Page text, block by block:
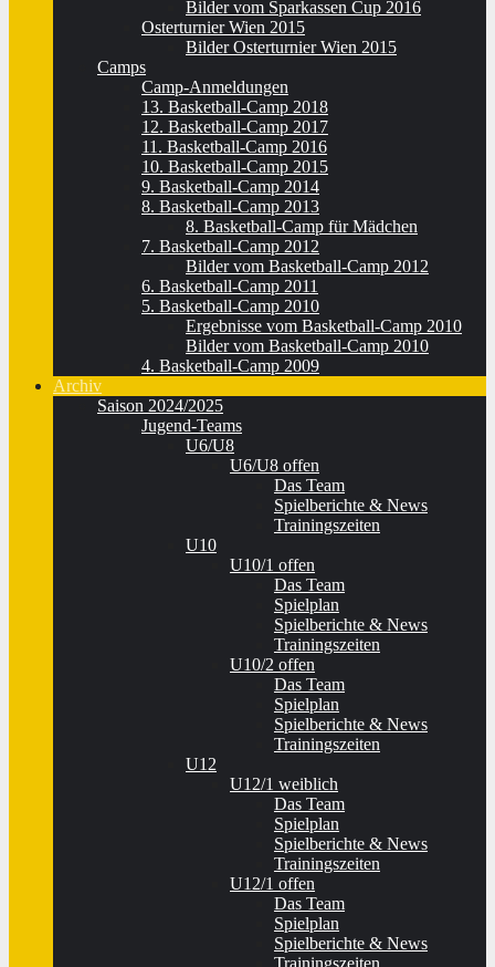
Bilder vom Sparkassen Cup 2016
Osterturnier Wien 2015
Bilder Osterturnier Wien 2015
Camps
Camp-Anmeldungen
13. Basketball-Camp 2018
12. Basketball-Camp 2017
11. Basketball-Camp 2016
10. Basketball-Camp 2015
9. Basketball-Camp 2014
8. Basketball-Camp 2013
8. Basketball-Camp für Mädchen
7. Basketball-Camp 2012
Bilder vom Basketball-Camp 2012
6. Basketball-Camp 2011
5. Basketball-Camp 2010
Ergebnisse vom Basketball-Camp 2010
Bilder vom Basketball-Camp 2010
4. Basketball-Camp 2009
Archiv
Saison 2024/2025
Jugend-Teams
U6/U8
U6/U8 offen
Das Team
Spielberichte & News
Trainingszeiten
U10
U10/1 offen
Das Team
Spielplan
Spielberichte & News
Trainingszeiten
U10/2 offen
Das Team
Spielplan
Spielberichte & News
Trainingszeiten
U12
U12/1 weiblich
Das Team
Spielplan
Spielberichte & News
Trainingszeiten
U12/1 offen
Das Team
Spielplan
Spielberichte & News
Trainingszeiten